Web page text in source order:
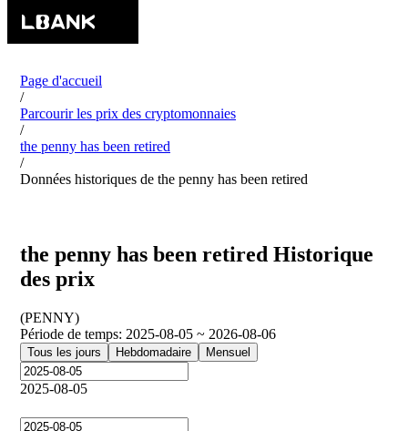
Page d'accueil
/
Parcourir les prix des cryptomonnaies
/
the penny has been retired
/
Données historiques de the penny has been retired
the penny has been retired Historique
des prix
(PENNY)
Période de temps: 2025-08-05 ~ 2026-08-06
Tous les jours Hebdomadaire Mensuel
2025-08-05